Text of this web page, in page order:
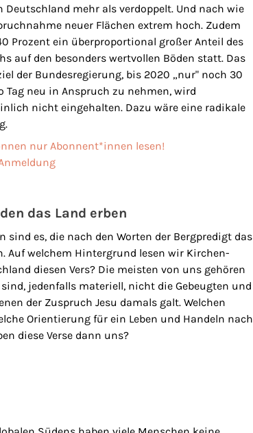
Deutschland mehr als verdoppelt. Und nach wie
neuer Flächen extrem hoch. Zudem
Prozent ein überproportional großer Anteil des
auf den besonders wertvollen Böden statt. Das
der Bundesregierung, bis 2020 „nur" noch 30
Tag neu in Anspruch zu nehmen, wird
nicht eingehalten. Dazu wäre eine radikale
nur Abonnent*innen lesen!
das Land erben
sind es, die nach den Worten der Bergpredigt das
Auf welchem Hintergrund lesen wir Kirchen-
diesen Vers? Die meisten von uns gehören
jedenfalls materiell, nicht die Gebeugten und
der Zuspruch Jesu damals galt. Welchen
Orientierung für ein Leben und Handeln nach
diese Verse dann uns?